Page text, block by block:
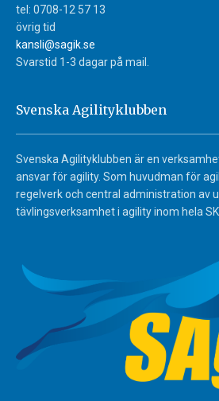
tel: 0708-12 57 13
övrig tid
kansli@sagik.se
Svarstid 1-3 dagar på mail.
Svenska Agilityklubben
Svenska Agilityklubben är en
ansvar för agility. Som huvudman för
regelverk och central administration av
tävlingsverksamhet i agility inom hela